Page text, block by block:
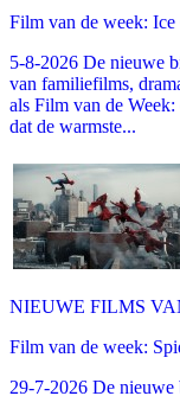
Film van de week: Ice
5-8-2026 De nieuwe
van familiefilms,
als Film van de
dat de warmste...
NIEUWE FILMS
Film van de week:
29-7-2026 De nieuwe